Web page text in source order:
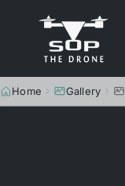
Home Gallery